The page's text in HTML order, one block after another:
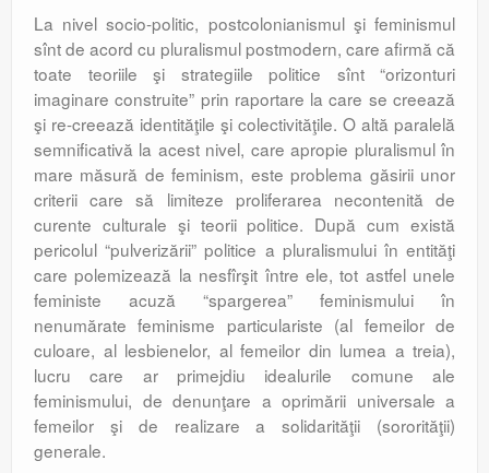
La nivel socio-politic, postcolonianismul şi feminismul
sînt de acord cu pluralismul postmodern, care afirmă că
toate teoriile şi strategiile politice sînt “orizonturi
imaginare construite” prin raportare la care se creează
şi re-creează identităţile şi colectivităţile. O altă paralelă
semnificativă la acest nivel, care apropie pluralismul în
mare măsură de feminism, este problema găsirii unor
criterii care să limiteze proliferarea necontenită de
curente culturale şi teorii politice. După cum există
pericolul “pulverizării” politice a pluralismului în entităţi
care polemizează la nesfîrşit între ele, tot astfel unele
feministe acuză “spargerea” feminismului în
nenumărate feminisme particulariste (al femeilor de
culoare, al lesbienelor, al femeilor din lumea a treia),
lucru care ar primejdiu idealurile comune ale
feminismului, de denunţare a oprimării universale a
femeilor şi de realizare a solidarităţii (sororităţii)
generale.